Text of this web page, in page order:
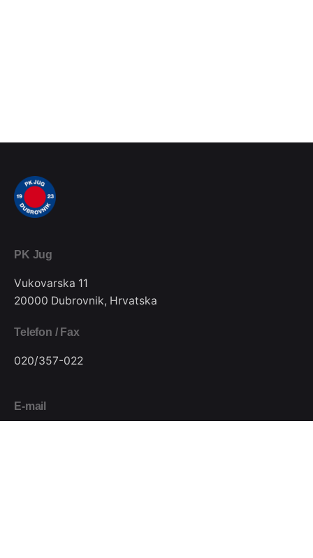
PK Jug
Vukovarska 11
20000 Dubrovnik, Hrvatska
Telefon / Fax
020/357-022
E-mail